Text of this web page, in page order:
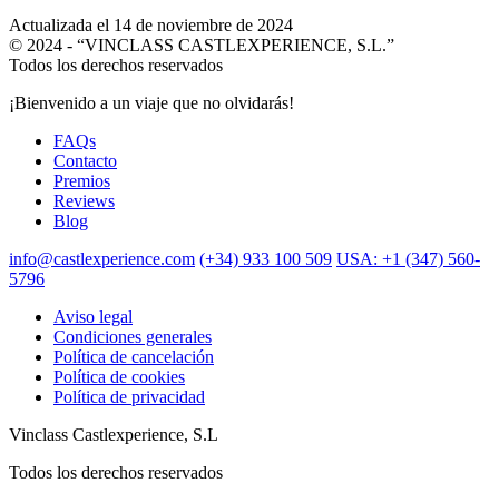
Actualizada el 14 de noviembre de 2024
© 2024 - “VINCLASS CASTLEXPERIENCE, S.L.”
Todos los derechos reservados
¡Bienvenido a un viaje que no olvidarás!
FAQs
Contacto
Premios
Reviews
Blog
info@castlexperience.com (+34) 933 100 509 USA: +1 (347) 560-
5796
Aviso legal
Condiciones generales
Política de cancelación
Política de cookies
Política de privacidad
Vinclass Castlexperience, S.L
Todos los derechos reservados